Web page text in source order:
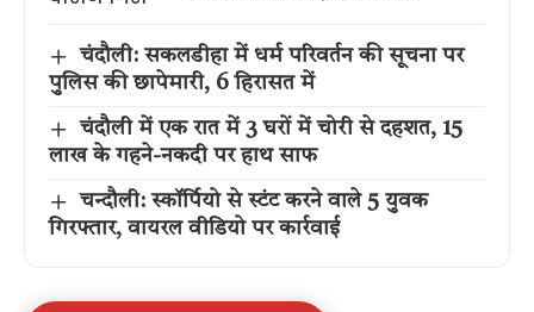
चंदौली: सकलडीहा में धर्म परिवर्तन की सूचना पर
पुलिस की छापेमारी, 6 हिरासत में
चंदौली में एक रात में 3 घरों में चोरी से दहशत, 15
लाख के गहने-नकदी पर हाथ साफ
चन्दौली: स्कॉर्पियो से स्टंट करने वाले 5 युवक
गिरफ्तार, वायरल वीडियो पर कार्रवाई